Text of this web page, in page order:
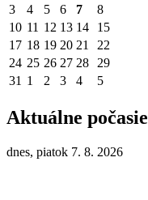
3 4 5 6 7 8
10 11 12 13 14 15
17 18 19 20 21 22
24 25 26 27 28 29
31 1 2 3 4 5
Aktuálne počasie
dnes, piatok 7. 8. 2026